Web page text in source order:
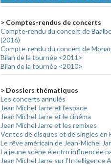
> Comptes-rendus de concerts
Compte-rendu du concert de
(2016)
Compte-rendu du concert de
Bilan de la tournée <2011>
Bilan de la tournée <2010>
> Dossiers thématiques
Les concerts annulés
Jean Michel Jarre et l'espace
Jean Michel Jarre et le cinéma
Jean Michel Jarre et les remixes
Ventes de disques et de singles en
Le rêve américain de Jean-Michel
La jeune scène électro influencée
Jean Michel Jarre sur l'Intelligence